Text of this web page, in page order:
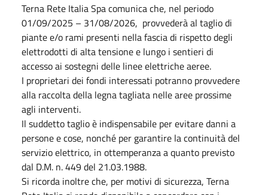
Terna Rete Italia Spa comunica che, nel periodo
01/09/2025 – 31/08/2026, provvederà al taglio di
piante e/o rami presenti nella fascia di rispetto degli
elettrodotti di alta tensione e lungo i sentieri di
accesso ai sostegni delle linee elettriche aeree.
I proprietari dei fondi interessati potranno provvedere
alla raccolta della legna tagliata nelle aree prossime
agli interventi.
Il suddetto taglio è indispensabile per evitare danni a
persone e cose, nonché per garantire la continuità del
servizio elettrico, in ottemperanza a quanto previsto
dal D.M. n. 449 del 21.03.1988.
Si ricorda inoltre che, per motivi di sicurezza, Terna